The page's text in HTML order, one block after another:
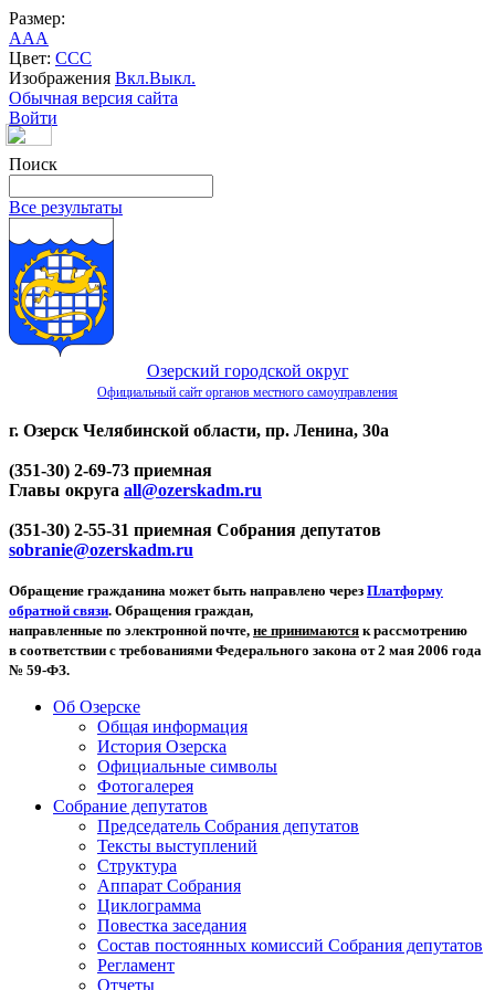
Размер:
AAA
Цвет: CCC
Изображения Вкл.Выкл.
Обычная версия сайта
Войти
Поиск
Все результаты
Озерский городской округ
Официальный сайт органов местного самоуправления
г. Озерск Челябинской области, пр. Ленина, 30а
(351-30) 2-69-73 приемная
Главы округа all@ozerskadm.ru
(351-30) 2-55-31 приемная Собрания депутатов
sobranie@ozerskadm.ru
Обращение гражданина может быть направлено через Платформу
обратной связи. Обращения граждан,
направленные по электронной почте, не принимаются к рассмотрению
в соответствии с требованиями Федерального закона от 2 мая 2006 года
№ 59-ФЗ.
Об Озерске
Общая информация
История Озерска
Официальные символы
Фотогалерея
Собрание депутатов
Председатель Собрания депутатов
Тексты выступлений
Структура
Аппарат Собрания
Циклограмма
Повестка заседания
Состав постоянных комиссий Собрания депутатов
Регламент
Отчеты